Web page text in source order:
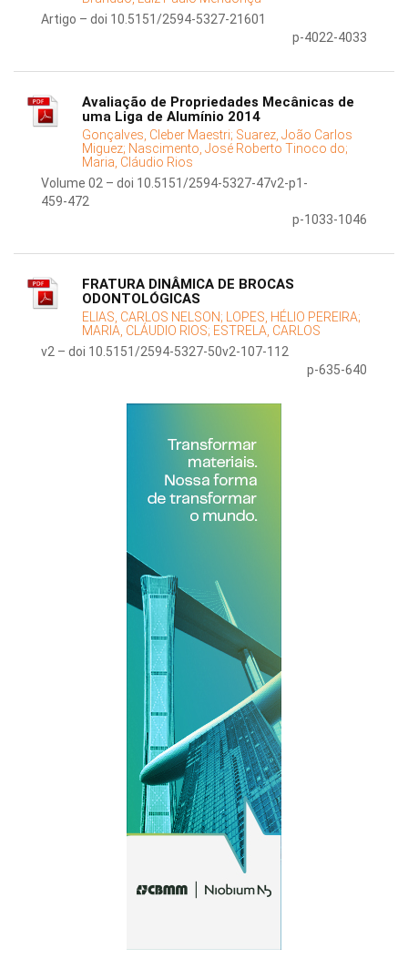
Artigo – doi 10.5151/2594-5327-21601
p-4022-4033
Avaliação de Propriedades Mecânicas de
uma Liga de Alumínio 2014
Gonçalves, Cleber Maestri; Suarez, João Carlos
Miguez; Nascimento, José Roberto Tinoco do;
Maria, Cláudio Rios
Volume 02 – doi 10.5151/2594-5327-47v2-p1-
459-472
p-1033-1046
FRATURA DINÂMICA DE BROCAS
ODONTOLÓGICAS
ELIAS, CARLOS NELSON; LOPES, HÉLIO PEREIRA;
MARIA, CLÁUDIO RIOS; ESTRELA, CARLOS
v2 – doi 10.5151/2594-5327-50v2-107-112
p-635-640